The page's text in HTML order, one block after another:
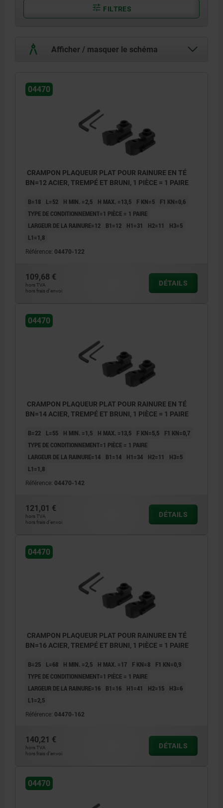
FILTRES
Afficher / masquer le schéma
04470
CRAMPON PLAQUEUR PLAT POUR RAINURE EN TÉ
BN=12 ACIER, TREMPÉ ET BRUNI, 1 PIÈCE = 1 PAIRE
B=18 L=52 H MIN. =2,5 H MAX. =13,5 F KN=5
F1 KN=0,6
TYPE DE CONDITIONNEMENT=1 PIÈCE = 1 PAIRE
LARGEUR DE LA RAINURE=12
B1=12 H1=31 H2=11
H3=5
L1=1,8
Référence: 04470-122
109,68 €
hors TVA
hors frais d’envoi
DÉTAILS
04470
CRAMPON PLAQUEUR PLAT POUR RAINURE EN TÉ
BN=14 ACIER, TREMPÉ ET BRUNI, 1 PIÈCE = 1 PAIRE
B=22 L=55 H MIN. =1,5 H MAX. =13,5 F KN=5,5
F1 KN=0,7
TYPE DE CONDITIONNEMENT=1 PIÈCE = 1 PAIRE
LARGEUR DE LA RAINURE=14
B1=14 H1=34 H2=11
H3=5
L1=1,8
Référence: 04470-142
121,01 €
hors TVA
hors frais d’envoi
DÉTAILS
04470
CRAMPON PLAQUEUR PLAT POUR RAINURE EN TÉ
BN=16 ACIER, TREMPÉ ET BRUNI, 1 PIÈCE = 1 PAIRE
B=25 L=68 H MIN. =2,5 H MAX. =17 F KN=8
F1 KN=0,9
TYPE DE CONDITIONNEMENT=1 PIÈCE = 1 PAIRE
LARGEUR DE LA RAINURE=16
B1=16 H1=41 H2=15
H3=6
L1=2,5
Référence: 04470-162
140,21 €
hors TVA
hors frais d’envoi
DÉTAILS
04470